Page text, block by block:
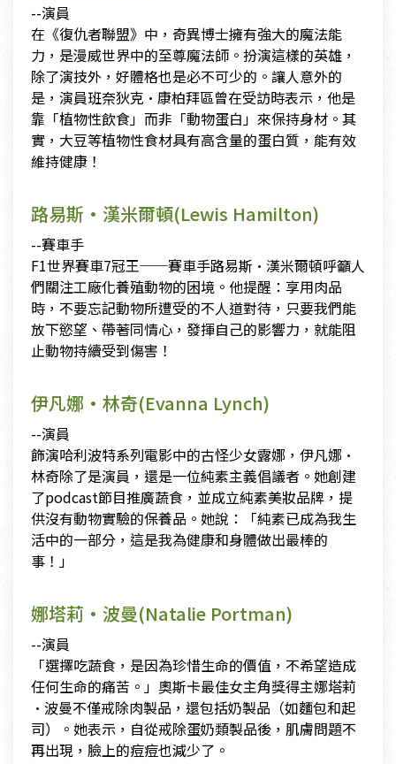
--演員
在《復仇者聯盟》中，奇異博士擁有強大的魔法能
力，是漫威世界中的至尊魔法師。扮演這樣的英雄，
除了演技外，好體格也是必不可少的。讓人意外的
是，演員班奈狄克·康柏拜區曾在受訪時表示，他是
靠「植物性飲食」而非「動物蛋白」來保持身材。其
實，大豆等植物性食材具有高含量的蛋白質，能有效
維持健康！
路易斯·漢米爾頓(Lewis Hamilton)
--賽車手
F1世界賽車7冠王──賽車手路易斯·漢米爾頓呼籲人
們關注工廠化養殖動物的困境。他提醒：享用肉品
時，不要忘記動物所遭受的不人道對待，只要我們能
放下慾望、帶著同情心，發揮自己的影響力，就能阻
止動物持續受到傷害！
伊凡娜·林奇(Evanna Lynch)
--演員
飾演哈利波特系列電影中的古怪少女露娜，伊凡娜·
林奇除了是演員，還是一位純素主義倡議者。她創建
了podcast節目推廣蔬食，並成立純素美妝品牌，提
供沒有動物實驗的保養品。她說：「純素已成為我生
活中的一部分，這是我為健康和身體做出最棒的
事！」
娜塔莉·波曼(Natalie Portman)
--演員
「選擇吃蔬食，是因為珍惜生命的價值，不希望造成
任何生命的痛苦。」奧斯卡最佳女主角獎得主娜塔莉
·波曼不僅戒除肉製品，還包括奶製品（如麵包和起
司）。她表示，自從戒除蛋奶類製品後，肌膚問題不
再出現，臉上的痘痘也減少了。